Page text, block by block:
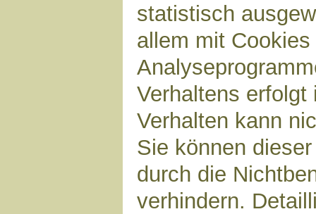
statistisch
allem mit
Verhaltens
Verhalten kann
Sie können
durch die
verhindern.